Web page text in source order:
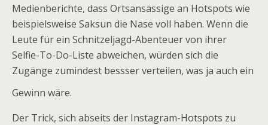
Medienberichte, dass Ortsansässige an Hotspots wie
beispielsweise Saksun die Nase voll haben. Wenn die
Leute für ein Schnitzeljagd-Abenteuer von ihrer
Selfie-To-Do-Liste abweichen, würden sich die
Zugänge zumindest bessser verteilen, was ja auch ein
Gewinn wäre.
Der Trick, sich abseits der Instagram-Hotspots zu